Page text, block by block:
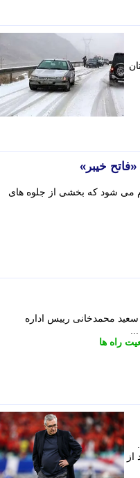
خیبر»
می شود که بخشی از جلوه های
محمدخانی رییس اداره
راه ها